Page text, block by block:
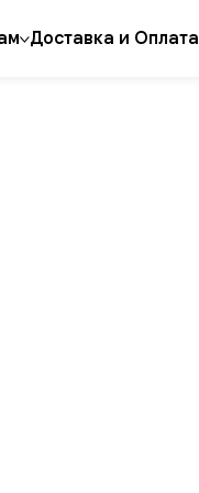
Доставка и Оплата